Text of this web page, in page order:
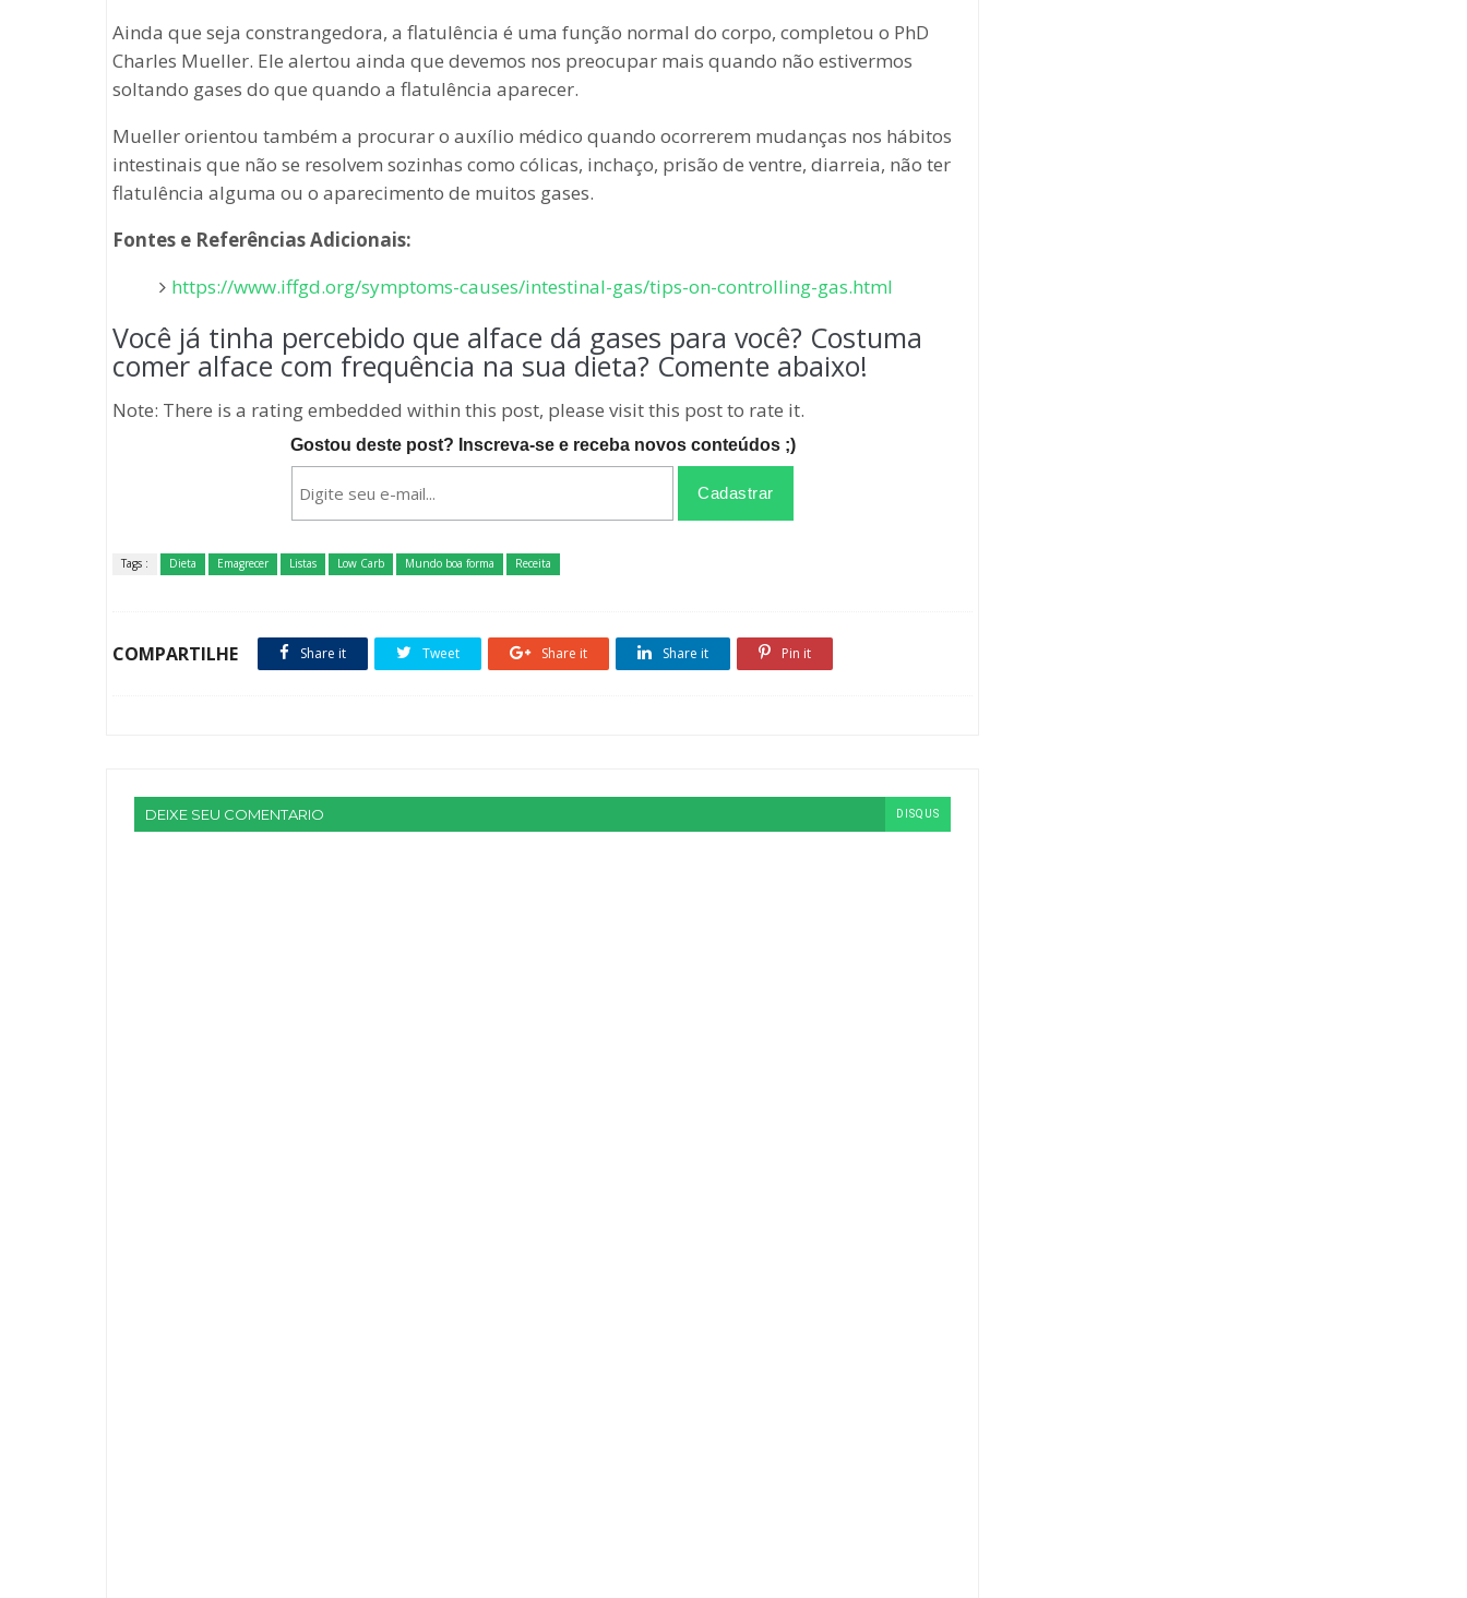
Ainda que seja constrangedora, a flatulência é uma função normal do corpo, completou o PhD
Charles Mueller. Ele alertou ainda que devemos nos preocupar mais quando não estivermos
soltando gases do que quando a flatulência aparecer.
Mueller orientou também a procurar o auxílio médico quando ocorrerem mudanças nos hábitos
intestinais que não se resolvem sozinhas como cólicas, inchaço, prisão de ventre, diarreia, não ter
flatulência alguma ou o aparecimento de muitos gases.
Fontes e Referências Adicionais:
https://www.iffgd.org/symptoms-causes/intestinal-gas/tips-on-controlling-gas.html
Você já tinha percebido que alface dá gases para você? Costuma
comer alface com frequência na sua dieta? Comente abaixo!
Note: There is a rating embedded within this post, please visit this post to rate it.
Gostou deste post? Inscreva-se e receba novos conteúdos ;)
Tags : Dieta Emagrecer Listas Low Carb Mundo boa forma Receita
COMPARTILHE Share it Tweet Share it Share it Pin it
DEIXE SEU COMENTARIO DISQUS